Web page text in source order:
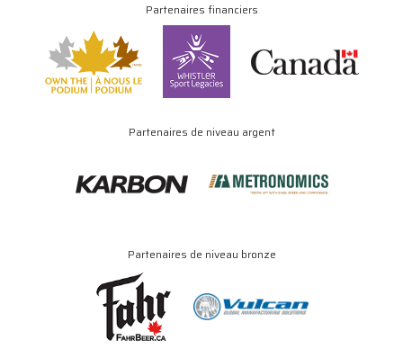
Partenaires financiers
Partenaires de niveau argent
Partenaires de niveau bronze